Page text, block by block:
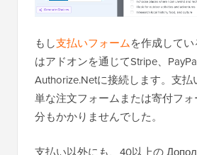
もし支払いフォームを作成して
はアドオンを通じてStripe、
Authorize.Netに接続します。支
単な注文フォームまたは寄付フ
分もかかりませんでした。